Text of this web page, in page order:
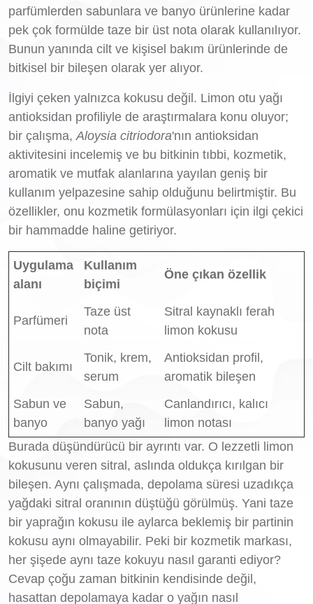
parfümlerden sabunlara ve banyo ürünlerine kadar
pek çok formülde taze bir üst nota olarak kullanılıyor.
Bunun yanında cilt ve kişisel bakım ürünlerinde de
bitkisel bir bileşen olarak yer alıyor.
İlgiyi çeken yalnızca kokusu değil. Limon otu yağı
antioksidan profiliyle de araştırmalara konu oluyor;
bir çalışma, Aloysia citriodora'nın antioksidan
aktivitesini incelemiş ve bu bitkinin tıbbi, kozmetik,
aromatik ve mutfak alanlarına yayılan geniş bir
kullanım yelpazesine sahip olduğunu belirtmiştir. Bu
özellikler, onu kozmetik formülasyonları için ilgi çekici
bir hammadde haline getiriyor.
Uygulama
alanı
Kullanım
biçimi
Öne çıkan özellik
Parfümeri
Taze üst
nota
Sitral kaynaklı ferah
limon kokusu
Cilt bakımı
Tonik, krem,
serum
Antioksidan profil,
aromatik bileşen
Sabun ve
banyo
Sabun,
banyo yağı
Canlandırıcı, kalıcı
limon notası
Burada düşündürücü bir ayrıntı var. O lezzetli limon
kokusunu veren sitral, aslında oldukça kırılgan bir
bileşen. Aynı çalışmada, depolama süresi uzadıkça
yağdaki sitral oranının düştüğü görülmüş. Yani taze
bir yaprağın kokusu ile aylarca beklemiş bir partinin
kokusu aynı olmayabilir. Peki bir kozmetik markası,
her şişede aynı taze kokuyu nasıl garanti ediyor?
Cevap çoğu zaman bitkinin kendisinde değil,
hasattan depolamaya kadar o yağın nasıl